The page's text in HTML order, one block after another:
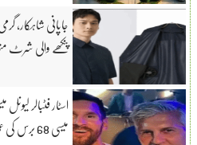
جاپانی شاہکار،
پنکھے والی
اسٹار فٹبالر
میسی 68 برس کی عمر میں انتقال کر گئے